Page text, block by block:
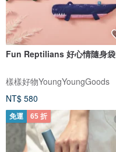
Fun Reptilians 好心情隨身袋
樣樣好物YoungYoungGoods
NT$ 580
免運 65 折